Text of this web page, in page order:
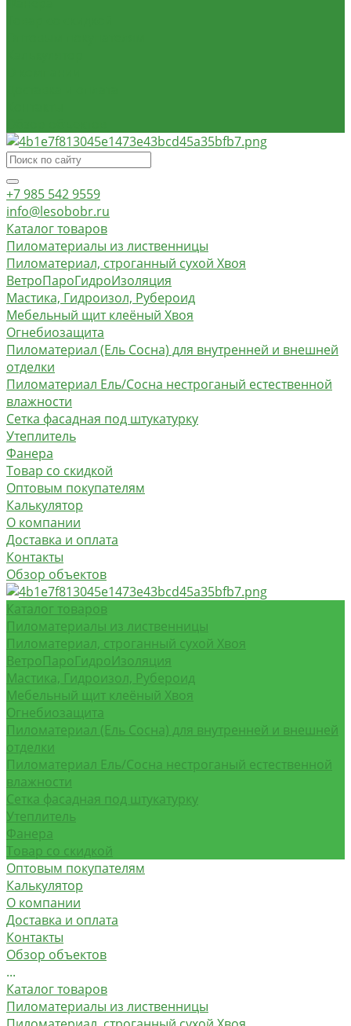
+7 985 542 9559
info@lesobobr.ru
Каталог товаров
Пиломатериалы из лиственницы
Пиломатериал, строганный сухой Хвоя
ВетроПароГидроИзоляция
Мастика, Гидроизол, Рубероид
Мебельный щит клеёный Хвоя
Огнебиозащита
Пиломатериал (Ель Сосна) для внутренней и внешней
отделки
Пиломатериал Ель/Сосна нестроганый естественной
влажности
Сетка фасадная под штукатурку
Утеплитель
Фанера
Товар со скидкой
Оптовым покупателям
Калькулятор
О компании
Доставка и оплата
Контакты
Обзор объектов
Каталог товаров
Пиломатериалы из лиственницы
Пиломатериал, строганный сухой Хвоя
ВетроПароГидроИзоляция
Мастика, Гидроизол, Рубероид
Мебельный щит клеёный Хвоя
Огнебиозащита
Пиломатериал (Ель Сосна) для внутренней и внешней
отделки
Пиломатериал Ель/Сосна нестроганый естественной
влажности
Сетка фасадная под штукатурку
Утеплитель
Фанера
Товар со скидкой
Оптовым покупателям
Калькулятор
О компании
Доставка и оплата
Контакты
Обзор объектов
...
Каталог товаров
Пиломатериалы из лиственницы